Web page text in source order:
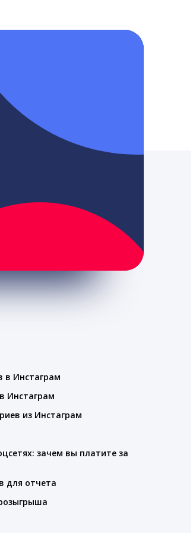
в Инстаграм
Инстаграм
из Инстаграм
зачем вы платите за
для отчета